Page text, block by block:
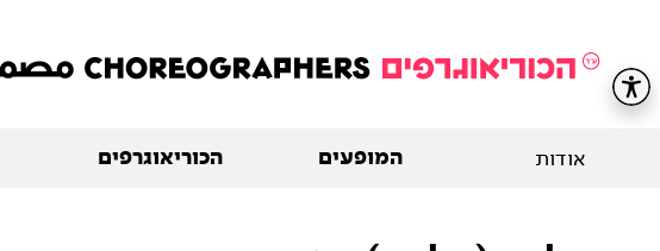
אודות המופעים הכוריאוגרפים